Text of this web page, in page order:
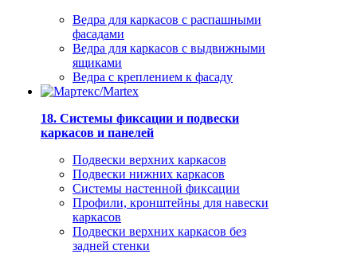
Ведра для каркасов с распашными
фасадами
Ведра для каркасов с выдвижными
ящиками
Ведра с креплением к фасаду
18. Системы фиксации и подвески
каркасов и панелей
Подвески верхних каркасов
Подвески нижних каркасов
Системы настенной фиксации
Профили, кронштейны для навески
каркасов
Подвески верхних каркасов без
задней стенки